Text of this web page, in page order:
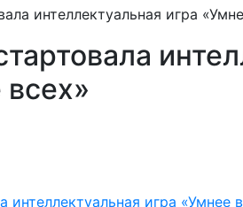
интеллектуальная игра